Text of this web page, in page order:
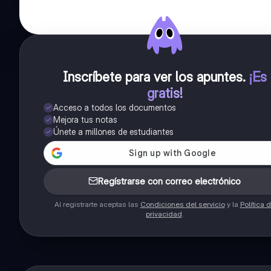
Inscríbete para ver los apuntes. ¡Es
gratis!
Acceso a todos los documentos
Mejora tus notas
Únete a millones de estudiantes
Regístrarse con correo electrónico
Al registrarte aceptas las Condiciones del servicioy la Política
privacidad